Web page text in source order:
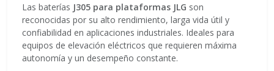
Las baterías J305 para plataformas JLG son
reconocidas por su alto rendimiento, larga vida útil y
confiabilidad en aplicaciones industriales. Ideales para
equipos de elevación eléctricos que requieren máxima
autonomía y un desempeño constante.